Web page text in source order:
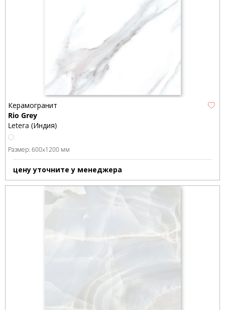
Керамогранит
Rio Grey
Letera (Индия)
Размер: 600x1200 мм
цену уточните у менеджера